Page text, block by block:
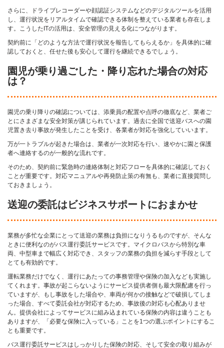
さらに、ドライブレコーダーや顔認証システムなどのデジタルツールを活用
し、運行状況をリアルタイムで確認できる体制を整えている業者も存在しま
す。こうしたITの活用は、安全管理の見える化につながります。
契約前に「どのような方法で運行状況を報告してもらえるか」を具体的に確
認しておくと、任せた後も安心して運行を継続できるでしょう。
園児が乗り過ごした・降り忘れた場合の対応
は？
園児の乗り降りの確認については、添乗員の配置や点呼の徹底など、業者ご
とにさまざまな安全対策が講じられています。過去に全国で送迎バスへの園
児置き去り事故が発生したことを受け、各業者が対応を強化していいます。
万が一トラブルが起きた場合は、業者が一次対応を行い、速やかに園と保護
者へ連絡するのが一般的な流れです。
そのため、契約前に緊急時の連絡体制と対応フローを具体的に確認しておく
ことが重要です。対応マニュアルや再発防止策の有無も、業者に直接質問し
ておきましょう。
送迎の委託はビジネスサポートにおまかせ
業務が多忙な企業にとって送迎の業務は負担になりうるものですが、そんな
ときに便利なのがバス運行委託サービスです。マイクロバスから特別な車
両、中型車まで幅広く対応でき、スタッフの業務の負担を減らす手段として
とても有効的です。
運転業務だけでなく、運行にあたっての事務管理や保険の加入なども実施し
てくれます。事故が起こらないようにサービス提供者側も最大限配慮を行っ
ていますが、もし事故をした場合や、車両が何かの接触などで破損してしま
った場合、すべて委託会社が対応するため、事故後の対応も心配ありませ
ん。提供会社によってサービスに組み込まれている保険の内容は違うことも
ありますが、「必要な保険に入っている」ことを1つの選ぶポイントにするこ
とも重要です。
バス運行委託サービスはしっかりした保険の対応、そして安全の取り組みが